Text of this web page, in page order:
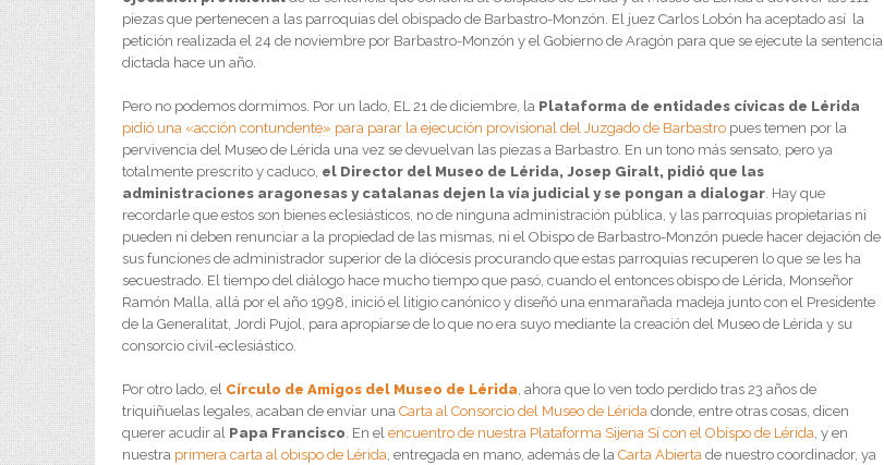
piezas que pertenecen a las parroquias del obispado de Barbastro-Monzón. El juez Carlos Lobón ha aceptado así la
petición realizada el 24 de noviembre por Barbastro-Monzón y el Gobierno de Aragón para que se ejecute la sentencia
dictada hace un año.
Pero no podemos dormimos. Por un lado, EL 21 de diciembre, la Plataforma de entidades cívicas de Lérida
pidió una «acción contundente» para parar la ejecución provisional del Juzgado de Barbastro pues temen por la
pervivencia del Museo de Lérida una vez se devuelvan las piezas a Barbastro. En un tono más sensato, pero ya
totalmente prescrito y caduco, el Director del Museo de Lérida, Josep Giralt, pidió que las
administraciones aragonesas y catalanas dejen la vía judicial y se pongan a dialogar. Hay que
recordarle que estos son bienes eclesiásticos, no de ninguna administración pública, y las parroquias propietarias ni
pueden ni deben renunciar a la propiedad de las mismas, ni el Obispo de Barbastro-Monzón puede hacer dejación de
sus funciones de administrador superior de la diócesis procurando que estas parroquias recuperen lo que se les ha
secuestrado. El tiempo del diálogo hace mucho tiempo que pasó, cuando el entonces obispo de Lérida, Monseñor
Ramón Malla, allá por el año 1998, inició el litigio canónico y diseñó una enmarañada madeja junto con el Presidente
de la Generalitat, Jordi Pujol, para apropiarse de lo que no era suyo mediante la creación del Museo de Lérida y su
consorcio civil-eclesiástico.
Por otro lado, el Círculo de Amigos del Museo de Lérida, ahora que lo ven todo perdido tras 23 años de
triquiñuelas legales, acaban de enviar una Carta al Consorcio del Museo de Lérida donde, entre otras cosas, dicen
querer acudir al Papa Francisco. En el encuentro de nuestra Plataforma Sijena Sí con el Obispo de Lérida, y en
nuestra primera carta al obispo de Lérida, entregada en mano, además de la Carta Abierta de nuestro coordinador, ya